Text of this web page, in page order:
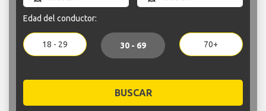
Edad del conductor:
18 - 29 30 - 69 70+
BUSCAR